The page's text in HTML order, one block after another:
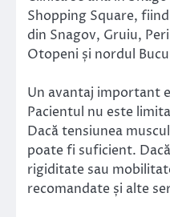
Shopping Square,
din Snagov, Gruiu,
Otopeni și nordul
Un avantaj important
Pacientul nu este
Dacă tensiunea
poate fi suficient.
rigiditate sau
recomandate și alte